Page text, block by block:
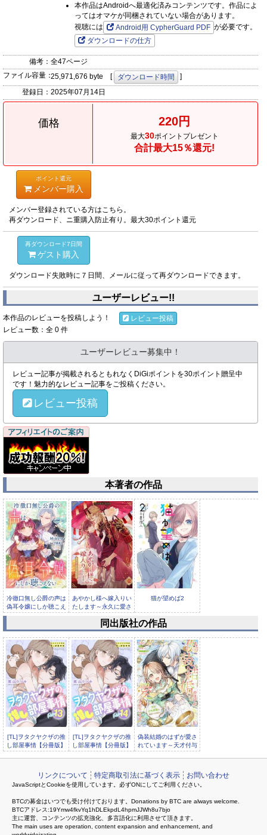
本作品はAndroidへ最適化済みコンテンツです。作品によ
ってはオマケが同梱されていない場合があります。
視聴には
Android用 CypherGuard PDF が必要です。
ダウンロードの仕方
備考： 全47ページ
ファイル容量：25,971,676 byte [ ダウンロード時間
]
登録日： 2025年07月14日
価格 220円
最大30ポイントプレゼント
合計最大15％還元!
ポイント還元
メンバー購入
メンバー登録されている方はこちら。
再ダウンロード、ニ重購入防止有り。最大30ポイント還元
再ダウンロード7日間
ゲスト購入
ダウンロード失敗時に７日間、メールに従って再ダウンロードできます。
ユーザーレビュー!!
本作品のレビューを投稿しよう！
レビュー投稿
レビュー数：全 0 件
ユーザーレビュー募集中！
レビュー記事が掲載されるともれなくDiGiポイントを30ポイント贈呈中
です！魅力的なレビュー記事をご投稿ください。
レビュー投稿
本著者の作品
冷徹口無し公爵の声は
偽耳令嬢にしか聴こえ
ない【小...
あやかし様へ嫁入りい
たします～永久に愛さ
れて幸せ...
猫が望めば2
猫が望めば 14匹目
同出版社の作品
[TL]ヲタクヤクザの推
し部屋事情【分冊版】
13話
[TL]ヲタクヤクザの推
し部屋事情【分冊版】
14話
偽装結婚のはずが愛さ
れています～天才付与
術師は隣国で休暇中～
リンクについて 特定商取引法に基づく表示 お問い合わせ
JavaScriptとCookieを使用しています。必ずONにしてご利用ください。
BTCの募金はいつでも受け付けております。Donations by BTC are always welcome.
BTCアドレス:19Ymw4fkvYq1hDLEkpdL4hpmJJWh8u7bjo
主に運営、コンテンツの拡充強化、多言語化に利用させて頂きます。
The main uses are operation, content expansion and enhancement, and